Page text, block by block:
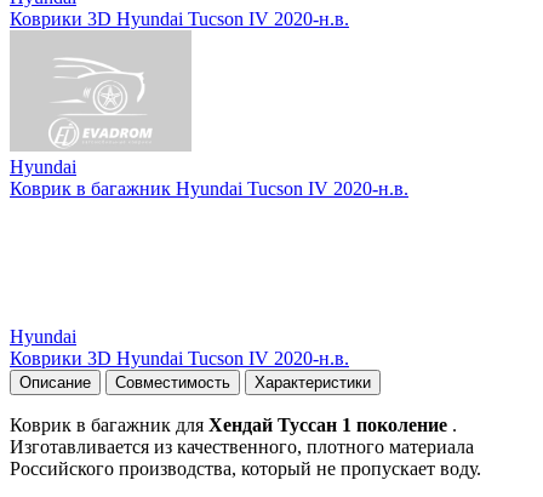
Коврики 3D Hyundai Tucson IV 2020-н.в.
Hyundai
Коврик в багажник Hyundai Tucson IV 2020-н.в.
Hyundai
Коврики 3D Hyundai Tucson IV 2020-н.в.
Описание Совместимость Характеристики
Коврик в багажник для Хендай Туссан 1 поколение .
Изготавливается из качественного, плотного материала
Российского производства, который не пропускает воду.